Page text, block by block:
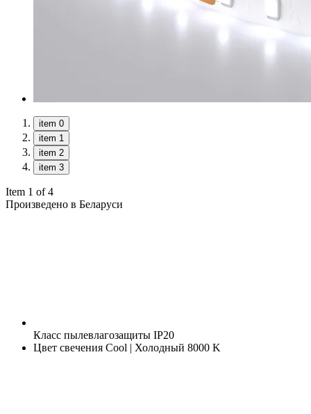
item 0
item 1
item 2
item 3
Item 1 of 4
Произведено в Беларуси
Класс пылевлагозащиты IP20
Цвет свечения Cool | Холодный 8000 K